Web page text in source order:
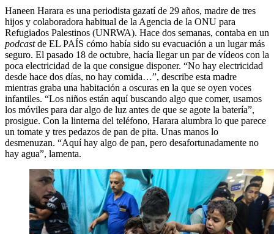
Haneen Harara es una periodista gazatí de 29 años, madre de tres
hijos y colaboradora habitual de la Agencia de la ONU para
Refugiados Palestinos (UNRWA). Hace dos semanas, contaba en un
podcastde EL PAÍS cómo había sido su evacuación a un lugar más
seguro. El pasado 18 de octubre, hacía llegar un par de vídeos con la
poca electricidad de la que consigue disponer. “No hay electricidad
desde hace dos días, no hay comida…”, describe esta madre
mientras graba una habitación a oscuras en la que se oyen voces
infantiles. “Los niños están aquí buscando algo que comer, usamos
los móviles para dar algo de luz antes de que se agote la batería”,
prosigue. Con la linterna del teléfono, Harara alumbra lo que parece
un tomate y tres pedazos de pan de pita. Unas manos lo
desmenuzan. “Aquí hay algo de pan, pero desafortunadamente no
hay agua”, lamenta.